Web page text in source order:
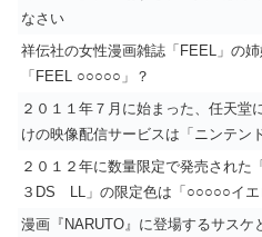
なさい
祥伝社の女性漫画雑誌「FEEL」の
「FEEL ○○○○○」？
２０１１年７月に始まった、任天堂
けの映像配信サービスは「ニンテン
２０１２年に数量限定で発売された
３DS LL」の限定色は「○○○○○イエ
漫画『NARUTO』に登場するサスケ